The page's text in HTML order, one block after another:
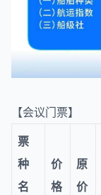
【会议门票】
票
种
名
价
格
原
价